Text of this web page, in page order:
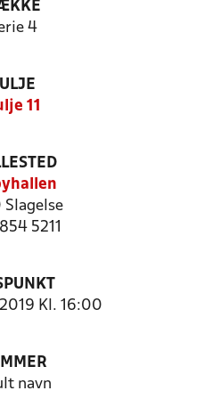
4
11
5211
Kl. 16:00
navn